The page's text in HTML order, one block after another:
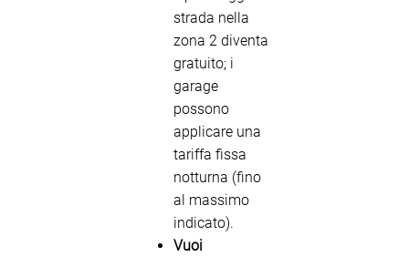
strada nella
zona 2 diventa
gratuito; i
garage
possono
applicare una
tariffa fissa
notturna (fino
al massimo
indicato).
Vuoi